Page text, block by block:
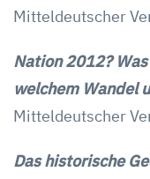
Mitteldeutscher
Nation 2012?
welchem Wandel
Mitteldeutscher
Das historische